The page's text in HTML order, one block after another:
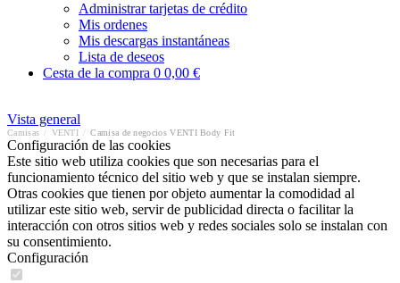
Administrar tarjetas de crédito
Mis ordenes
Mis descargas instantáneas
Lista de deseos
Cesta de la compra 0 0,00 €
Vista general
Camisas VENTI Camisa de negocios VENTI Body Fit
Configuración de las cookies
Este sitio web utiliza cookies que son necesarias para el
funcionamiento técnico del sitio web y que se instalan siempre.
Otras cookies que tienen por objeto aumentar la comodidad al
utilizar este sitio web, servir de publicidad directa o facilitar la
interacción con otros sitios web y redes sociales solo se instalan con
su consentimiento.
Configuración